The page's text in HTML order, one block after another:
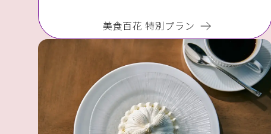
美食百花 特別プラン